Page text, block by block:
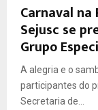
Carnaval
Sejusc se
Grupo
A alegria e o
participantes do
Secretaria de...